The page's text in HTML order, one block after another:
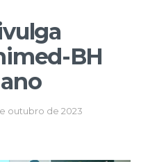
BH
outubro de 2023